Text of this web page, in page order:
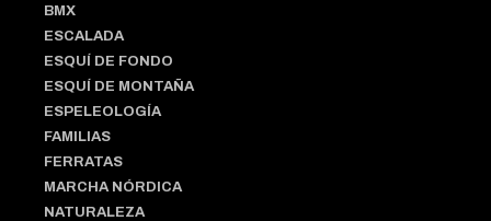
BMX
ESCALADA
ESQUÍ DE FONDO
ESQUÍ DE MONTAÑA
ESPELEOLOGÍA
FAMILIAS
FERRATAS
MARCHA NÓRDICA
NATURALEZA